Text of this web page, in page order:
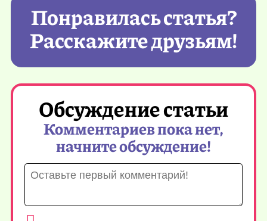
Понравилась статья?
Расскажите друзьям!
Обсуждение статьи
Комментариев пока нет,
начните обсуждение!